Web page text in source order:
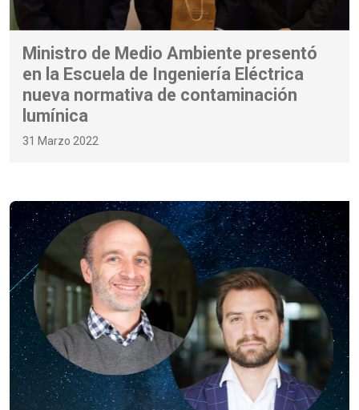
Ministro de Medio Ambiente presentó
en la Escuela de Ingeniería Eléctrica
nueva normativa de contaminación
lumínica
31 Marzo 2022